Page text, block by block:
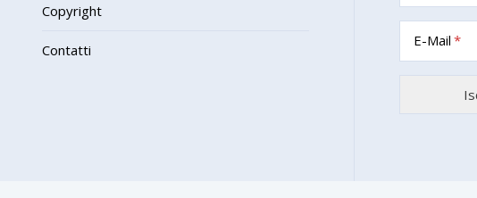
Copyright
Contatti
E-Mail